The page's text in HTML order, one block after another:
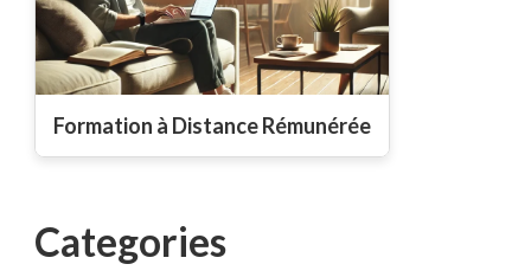
Formation à Distance Rémunérée
Categories